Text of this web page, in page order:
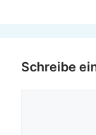
Schreibe